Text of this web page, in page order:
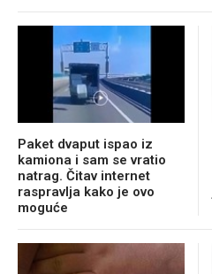
Paket dvaput ispao iz
kamiona i sam se vratio
natrag. Čitav internet
raspravlja kako je ovo
moguće